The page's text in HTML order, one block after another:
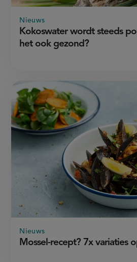
Kokoswater wordt steeds
het ook gezond?
Nieuws
Mossel-recept? 7x variaties
Nieuws